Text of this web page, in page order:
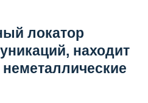
локатор
находит